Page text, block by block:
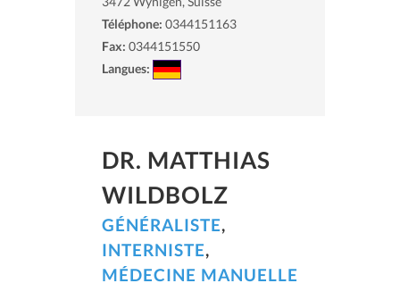
Téléphone: 0344151163
Fax: 0344151550
Langues:
DR. MATTHIAS
WILDBOLZ
GÉNÉRALISTE,
INTERNISTE,
MÉDECINE MANUELLE